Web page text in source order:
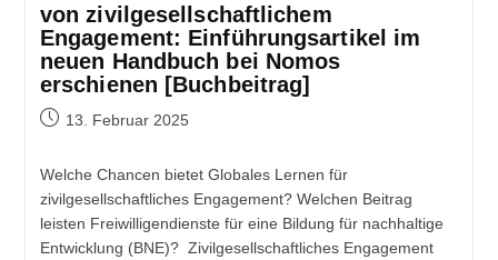
von zivilgesellschaftlichem
Engagement: Einführungsartikel im
neuen Handbuch bei Nomos
erschienen [Buchbeitrag]
13. Februar 2025
Welche Chancen bietet Globales Lernen für
zivilgesellschaftliches Engagement? Welchen Beitrag
leisten Freiwilligendienste für eine Bildung für nachhaltige
Entwicklung (BNE)? Zivilgesellschaftliches Engagement